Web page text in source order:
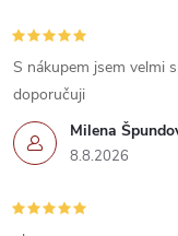
Milena
8.8.2026
S nákupem jsem velmi
doporučuji